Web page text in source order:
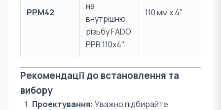
PPM42
на
внутрішню
різьбу FADO
PPR 110x4"
110 мм x 4"
Рекомендації до встановлення та
вибору
Проектування: Уважно підбирайте